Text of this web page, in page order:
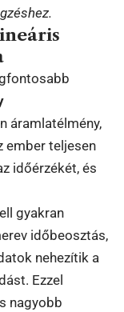
áramlatélmény,
ember teljesen
időérzékét, és
gyakran
időbeosztás,
nehezítik a
Ezzel
nagyobb